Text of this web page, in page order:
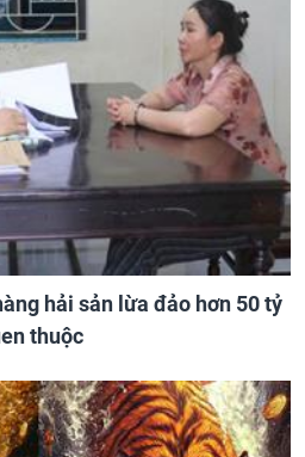
hải sản lừa đảo hơn 50 tỷ
thuộc